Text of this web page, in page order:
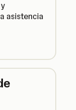
asistencia